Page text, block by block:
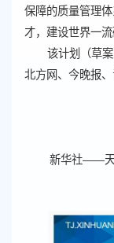
保障的质量管理
才，建设世界一流
该计划（草
北方网、今晚报
新华社——天